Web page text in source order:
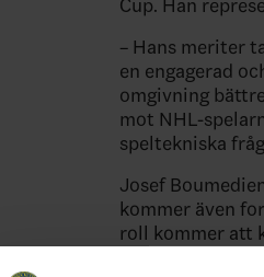
Cup. Han
– Hans meriter
en engagerad
omgivning
mot NHL-
speltekniska
Josef
kommer även
roll kommer att